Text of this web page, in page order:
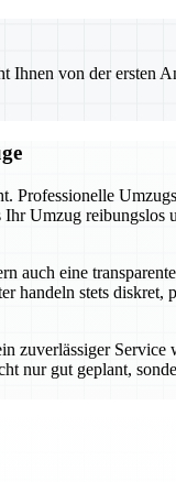
Ihnen von der
Umzug
eine
handeln stets
nur gut geplant,